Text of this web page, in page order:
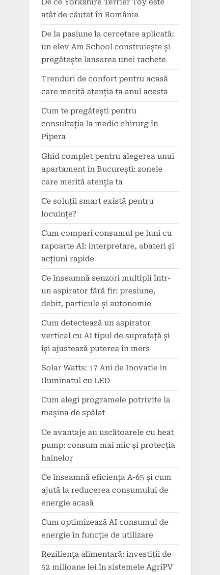
De ce Yorkshire Terrier Toy este
atât de căutat în România
De la pasiune la cercetare aplicată:
un elev Am School construiește și
pregătește lansarea unei rachete
Trenduri de confort pentru acasă
care merită atenția ta anul acesta
Cum te pregătești pentru
consultația la medic chirurg în
Pipera
Ghid complet pentru alegerea unui
apartament în București: zonele
care merită atenția ta
Ce soluții smart există pentru
locuințe?
Cum compari consumul pe luni cu
rapoarte AI: interpretare, abateri și
acțiuni rapide
Ce înseamnă senzori multipli într-
un aspirator fără fir: presiune,
debit, particule și autonomie
Cum detectează un aspirator
vertical cu AI tipul de suprafață și
își ajustează puterea în mers
Solar Watts: 17 Ani de Inovatie in
Iluminatul cu LED
Cum alegi programele potrivite la
mașina de spălat
Ce avantaje au uscătoarele cu heat
pump: consum mai mic și protecția
hainelor
Ce înseamnă eficiența A-65 și cum
ajută la reducerea consumului de
energie acasă
Cum optimizează AI consumul de
energie în funcție de utilizare
Reziliența alimentară: investiții de
52 milioane lei în sistemele AgriPV